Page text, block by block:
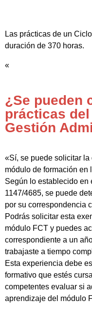
Las prácticas de un
duración de 370 horas.
«
¿Se pueden
prácticas
Gestión
«Sí, se puede solicitar
módulo de formación en
Según lo establecido en
1147/4685, se puede
por su correspondencia
Podrás solicitar esta
módulo FCT y puedes
correspondiente a un
trabajaste a tiempo
Esta experiencia debe
formativo que estés
competentes evaluar si
aprendizaje del módulo